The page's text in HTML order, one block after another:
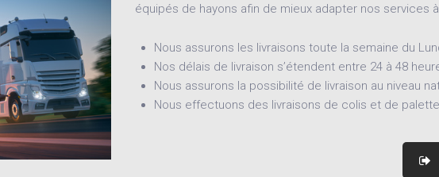
équipés de hayons afin de mieux adapter nos services
Nous assurons les livraisons toute la semaine du
Nos délais de livraison s’étendent entre 24 à 48
Nous assurons la possibilité de livraison au niveau
Nous effectuons des livraisons de colis et de